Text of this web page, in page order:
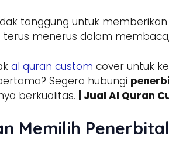
tanggung untuk
terus menerus dalam
al quran custom cover untuk
Segera hubungi
berkualitas.
| Jual Al Quran
Memilih